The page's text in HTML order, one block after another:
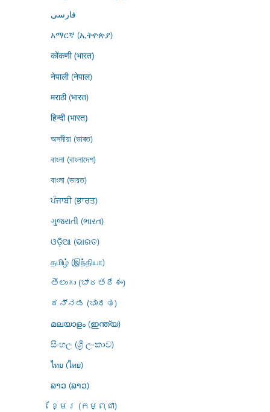
فارسى
አማርኛ (ኢትዮጵያ)
कोंकणी (भारत)
नेपाली (नेपाल)
मराठी (भारत)
हिन्दी (भारत)
অসমীয়া (ভাৰত)
বাংলা (বাংলাদেশ)
বাংলা (ভারত)
ਪੰਜਾਬੀ (ਭਾਰਤ)
ગુજરાતી (ભારત)
ଓଡ଼ିଆ (ଭାରତ)
தமிழ் (இந்தியா)
తెలుగు (భారతదేశం)
ಕನ್ನಡ (ಭಾರತ)
മലയാളം (ഇന്ത്യ)
සිංහල (ශ්‍රී ලංකාව)
ไทย (ไทย)
ລາວ (ລາວ)
ខ្មែរ (កម្ពុជា)